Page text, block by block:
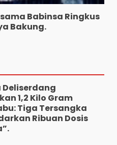
Babinsa Ringkus
Bakung.Prima:
Pancurbatu
2026
Deliserdang
1,2 Kilo Gram
Tiga Tersangka
Ribuan Dosis